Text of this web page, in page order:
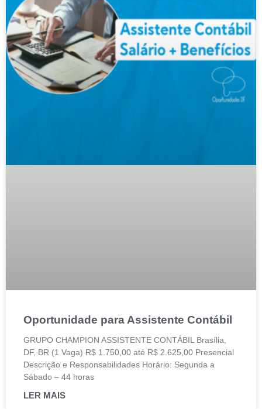
Oportunidade para Assistente Contábil
GRUPO CHAMPION ASSISTENTE CONTÁBIL Brasília,
DF, BR (1 Vaga) R$ 1.750,00 até R$ 2.625,00 Presencial
Descrição e Responsabilidades Horário: Segunda a
Sábado – 44 horas
LER MAIS